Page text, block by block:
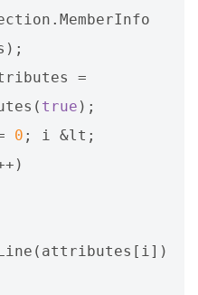
. MemberInfo
);
=
( true );
0 ; i &lt ;
( attributes [ i])